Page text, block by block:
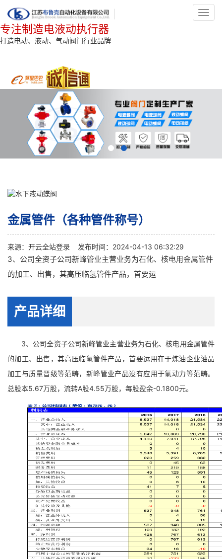
专注制造电液动执行器
打造电动、液动、气动阀门行业品牌
金属管件（各种管件称号）
来源： 开云全站登录 发布时间：2024-04-13 06:32:29
3、公司全资子公司新峰管业主营业务为石化、核电用金属管件
的加工、出售，其高压临氢管件产品，首要运
产品详细
3、公司全资子公司新峰管业主营业务为石化、核电用金属管件
的加工、出售，其高压临氢管件产品，首要运用在于炼油企业油品
加工与质量晋级等范畴，新峰管业产品没有应用于氢动力等范畴。
总股本5.67万股，流转A股4.55万股，每股盈余-0.1800元。